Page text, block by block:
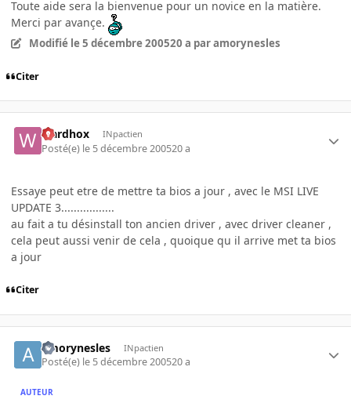
Toute aide sera la bienvenue pour un novice en la matière.
Merci par avançe.
Modifié le 5 décembre 200520 a par amorynesles
Citer
wardhox INpactien
Posté(e) le 5 décembre 200520 a
Essaye peut etre de mettre ta bios a jour , avec le MSI LIVE
UPDATE 3.................
au fait a tu désinstall ton ancien driver , avec driver cleaner ,
cela peut aussi venir de cela , quoique qu il arrive met ta bios
a jour
Citer
amorynesles INpactien
Posté(e) le 5 décembre 200520 a
AUTEUR